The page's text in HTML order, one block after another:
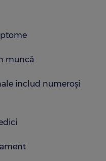
muncă
includ numeroși